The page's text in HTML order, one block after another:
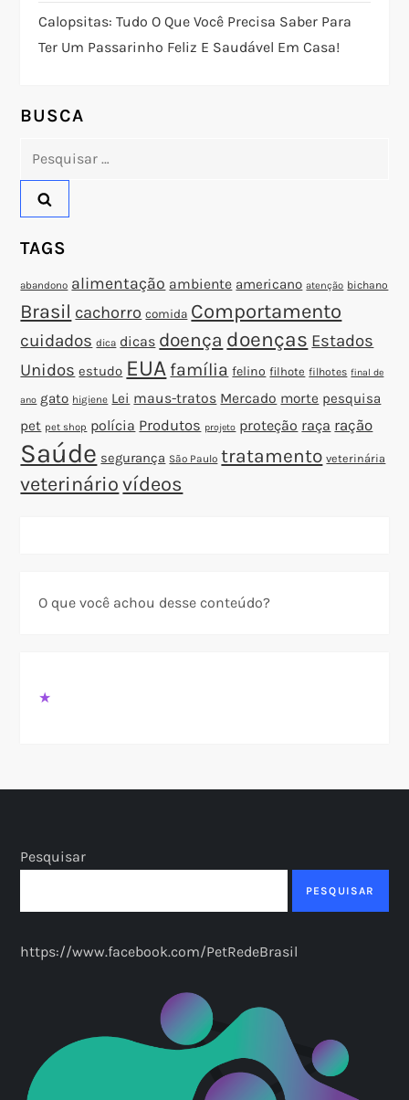
d
e
P
o
s
t
Calopsitas: Tudo O Que Você Precisa Saber Para
Ter Um Passarinho Feliz E Saudável Em Casa!
BUSCA
Pesquisar
TAGS
abandono alimentação ambiente americano atenção bichano
Brasil cachorro comida Comportamento
cuidados dica dicas doença doenças Estados
Unidos estudo EUA família felino filhote filhotes final de
ano gato higiene Lei maus-tratos Mercado morte pesquisa
pet pet shop polícia Produtos projeto proteção raça ração
Saúde segurança São Paulo tratamento veterinária
veterinário vídeos
O que você achou desse conteúdo?
★
Pesquisar
PESQUISAR
https://www.facebook.com/PetRedeBrasil